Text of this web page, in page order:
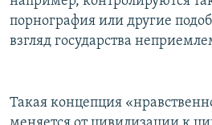
порнография или другие
взгляд государства
Такая концепция